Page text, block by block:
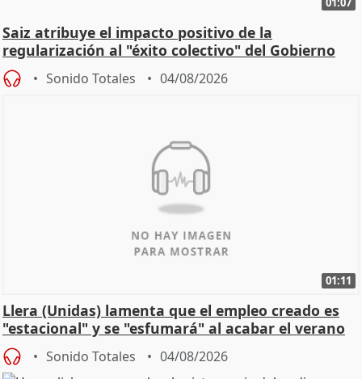
Saiz atribuye el impacto positivo de la
regularización al "éxito colectivo" del Gobierno
Sonido Totales 04/08/2026
01:11
Llera (Unidas) lamenta que el empleo creado es
"estacional" y se "esfumará" al acabar el verano
Sonido Totales 04/08/2026